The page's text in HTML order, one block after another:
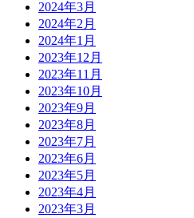
2024年3月
2024年2月
2024年1月
2023年12月
2023年11月
2023年10月
2023年9月
2023年8月
2023年7月
2023年6月
2023年5月
2023年4月
2023年3月